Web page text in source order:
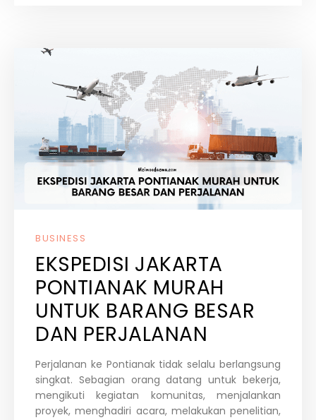
BUSINESS
EKSPEDISI JAKARTA
PONTIANAK MURAH
UNTUK BARANG BESAR
DAN PERJALANAN
Perjalanan ke Pontianak tidak selalu berlangsung
singkat. Sebagian orang datang untuk bekerja,
mengikuti kegiatan komunitas, menjalankan
proyek, menghadiri acara, melakukan penelitian,